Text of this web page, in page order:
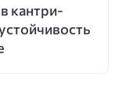
кантри-